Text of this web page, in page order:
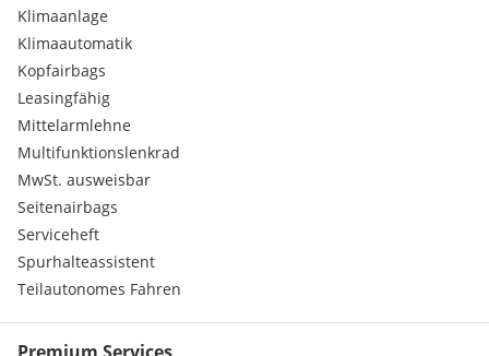
Klimaanlage
Klimaautomatik
Kopfairbags
Leasingfähig
Mittelarmlehne
Multifunktionslenkrad
MwSt. ausweisbar
Seitenairbags
Serviceheft
Spurhalteassistent
Teilautonomes Fahren